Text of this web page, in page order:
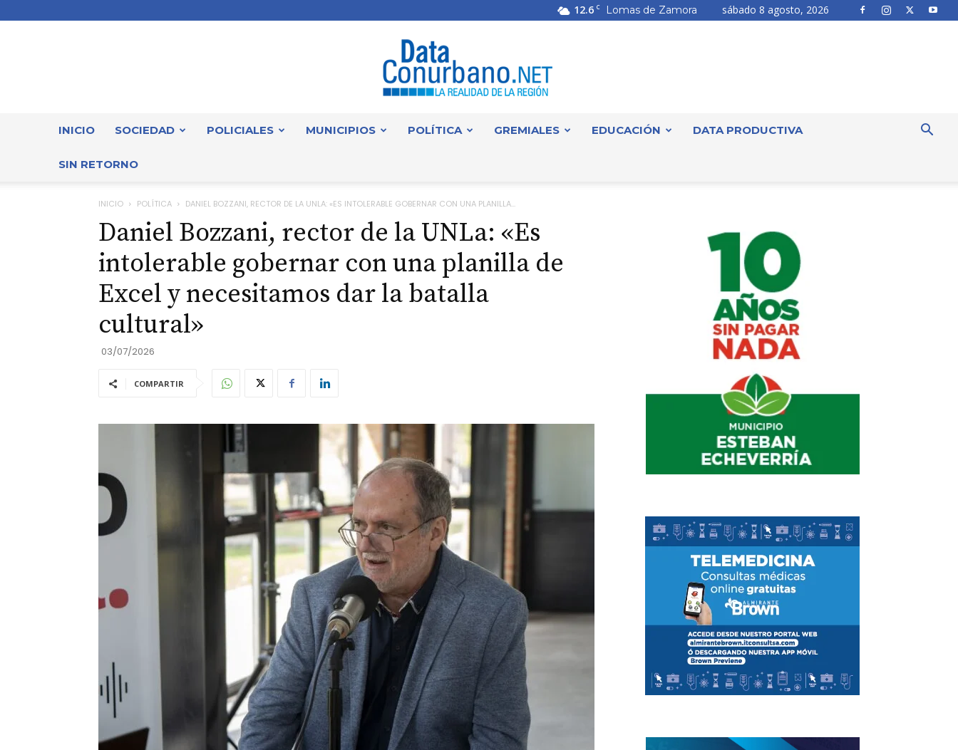
12.6 C Lomas de Zamora sábado 8 agosto, 2026
INICIO SOCIEDAD POLICIALES MUNICIPIOS POLÍTICA GREMIALES EDUCACIÓN DATA PRODUCTIVA
SIN RETORNO
INICIO POLÍTICA DANIEL BOZZANI, RECTOR DE LA UNLA: «ES INTOLERABLE GOBERNAR CON UNA PLANILLA...
Daniel Bozzani, rector de la UNLa: «Es
intolerable gobernar con una planilla de
Excel y necesitamos dar la batalla
cultural»
03/07/2026
COMPARTIR